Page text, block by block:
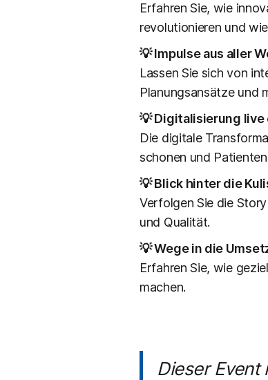
Erfahren Sie, wie
revolutionieren und
💡 Impulse aus aller
Lassen Sie sich von
Planungsansätze und
💡 Digitalisierung live
Die digitale
schonen und
💡 Blick hinter die
Verfolgen Sie die
und Qualität.
💡 Wege in die
Erfahren Sie, wie
machen.
Dieser